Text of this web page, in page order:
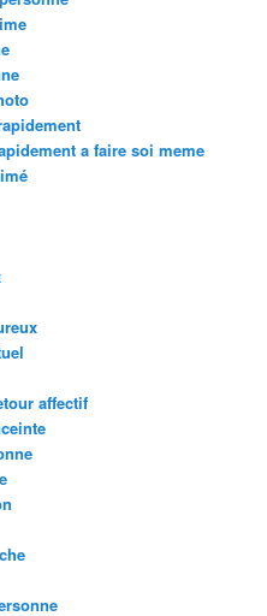
a faire soi meme
affectif